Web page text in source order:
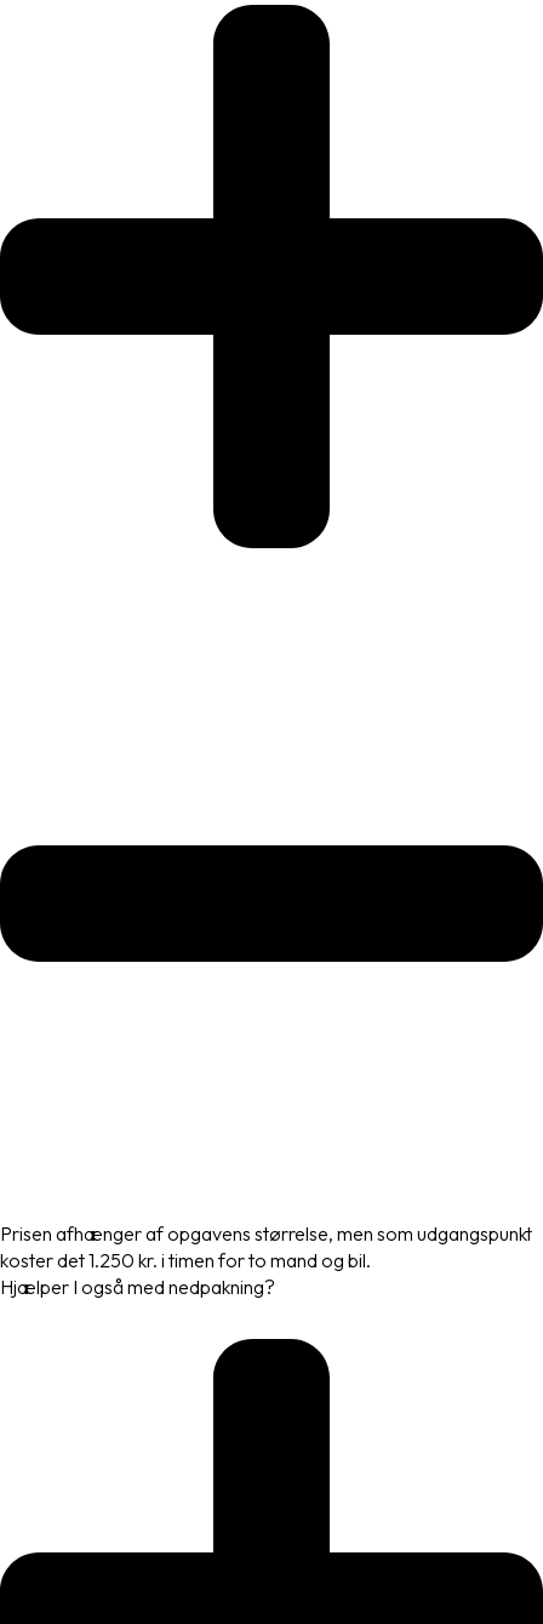
Prisen afhænger af opgavens størrelse, men som udgangspunkt
koster det 1.250 kr. i timen for to mand og bil.
Hjælper I også med nedpakning?